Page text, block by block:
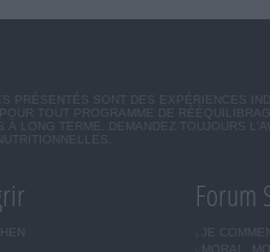
PRÉSENTÉS SONT DES EXPÉRIENCES
POUR TOUT PROGRAMME DE
À LONG TERME. DEMANDEZ TOUJOURS
Forum
JE
MORAL,